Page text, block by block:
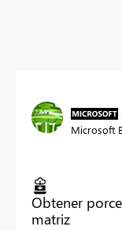
Microsoft
Obtener
matriz